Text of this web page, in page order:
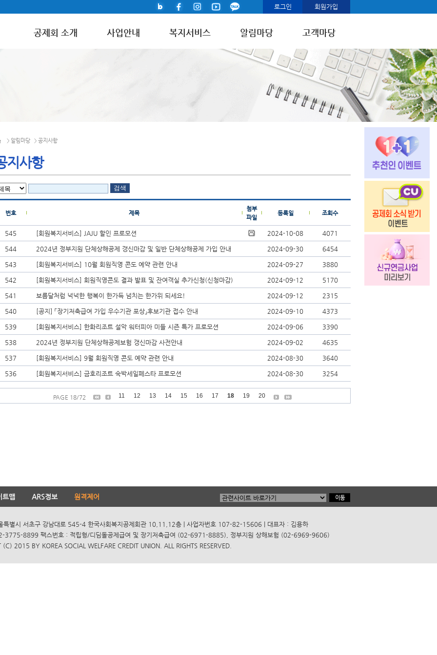
로그인 회원가입
공제회 소개 사업안내 복지서비스 알림마당 고객마당
> 알림마당 > 공지사항
지사항
번호 제목
첨부
파일
등록일 조회수
545 [회원복지서비스] JAJU 할인 프로모션 2024-10-08 4071
544 2024년 정부지원 단체상해공제 갱신마감 및 일반 단체상해공제 가입 안내 2024-09-30 6454
543 [회원복지서비스] 10월 회원직영 콘도 예약 관련 안내 2024-09-27 3880
542 [회원복지서비스] 회원직영콘도 결과 발표 및 잔여객실 추가신청(신청마감) 2024-09-12 5170
541 보름달처럼 넉넉한 행복이 한가득 넘치는 한가위 되세요! 2024-09-12 2315
540 [공지] 「장기저축급여 가입 우수기관 포상」후보기관 접수 안내 2024-09-10 4373
539 [회원복지서비스] 한화리조트 설악 워터피아 미들 시즌 특가 프로모션 2024-09-06 3390
538 2024년 정부지원 단체상해공제보험 갱신마감 사전안내 2024-09-02 4635
537 [회원복지서비스] 9월 회원직영 콘도 예약 관련 안내 2024-08-30 3640
536 [회원복지서비스] 금호리조트 숙박세일페스타 프로모션 2024-08-30 3254
PAGE 18/72 11 12 13 14 15 16 17 18 19 20
트맵 ARS정보 원격제어
별시 서초구 강남대로 545-4 한국사회복지공제회관 10,11,12층 | 사업자번호 107-82-15606 | 대표자 : 김용하
3775-8899 팩스번호 : 적립형/디딤돌공제급여 및 장기저축급여 (02-6971-8885), 정부지원 상해보험 (02-6969-9606)
(C) 2015 BY KOREA SOCIAL WELFARE CREDIT UNION. ALL RIGHTS RESERVED.